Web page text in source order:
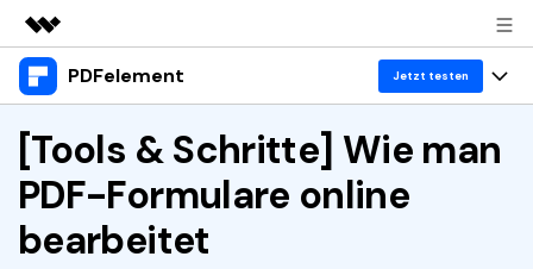
Top-Produkte
Dienstprogramme
Business
Überblick
Über uns
Presseraum
PDFelement Jetzt testen
Produkte
Desktop
PDFelement für Windows
Lösungen
Benutzer im Bildungswesen
Ressourcen
[Tools & Schritte] Wie man
PDF-Formulare online
bearbeitet